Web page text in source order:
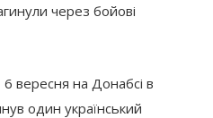
через бойові
вересня на Донабсі в
один український